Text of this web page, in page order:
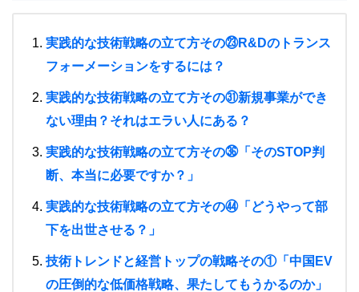
実践的な技術戦略の立て方その㉓R&Dのトランス
フォーメーションをするには？
実践的な技術戦略の立て方その㉛新規事業ができ
ない理由？それはエラい人にある？
実践的な技術戦略の立て方その㊱「そのSTOP判
断、本当に必要ですか？」
実践的な技術戦略の立て方その㊹「どうやって部
下を出世させる？」
技術トレンドと経営トップの戦略その①「中国EV
の圧倒的な低価格戦略、果たしてもうかるのか」